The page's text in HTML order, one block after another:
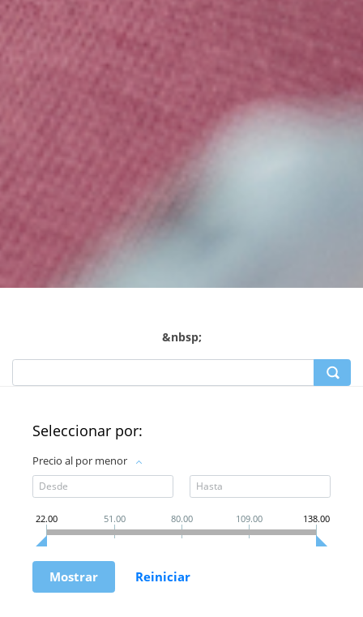
&nbsp;
Seleccionar por:
Precio al por menor
22.00 51.00 80.00 109.00 138.00